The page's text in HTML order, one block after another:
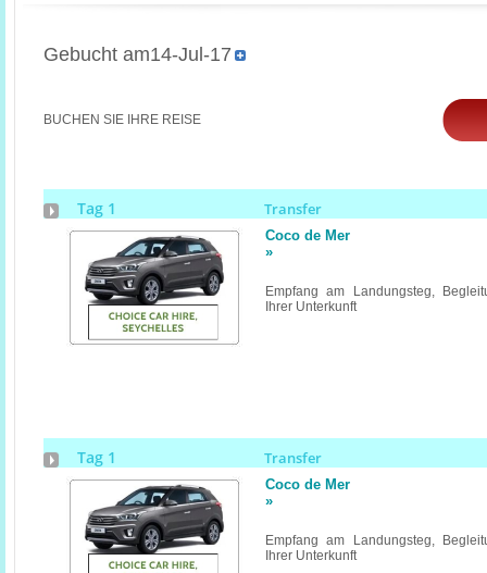
Gebucht am14-Jul-17
BUCHEN SIE IHRE REISE
Tag 1 Transfer
Coco de Mer
»
Empfang am Landungsteg,
Ihrer Unterkunft
Tag 1 Transfer
Coco de Mer
»
Empfang am Landungsteg,
Ihrer Unterkunft